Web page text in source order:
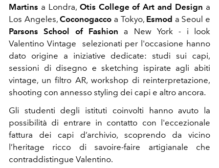
Martins a Londra, Otis College of Art and Design a
Los Angeles,Coconogacco a Tokyo, Esmod a Seoul e
Parsons School of Fashion a New York - i look
Valentino Vintage selezionati per l'occasione hanno
dato origine a iniziative dedicate: studi sui capi,
sessioni di disegno e sketching ispirate agli abiti
vintage, un filtro AR, workshop di reinterpretazione,
shooting con annesso styling dei capi e altro ancora.
Gli studenti degli istituti coinvolti hanno avuto la
possibilità di entrare in contatto con l'eccezionale
fattura dei capi d’archivio, scoprendo da vicino
l’heritage ricco di savoire-faire artigianale che
contraddistingue Valentino.